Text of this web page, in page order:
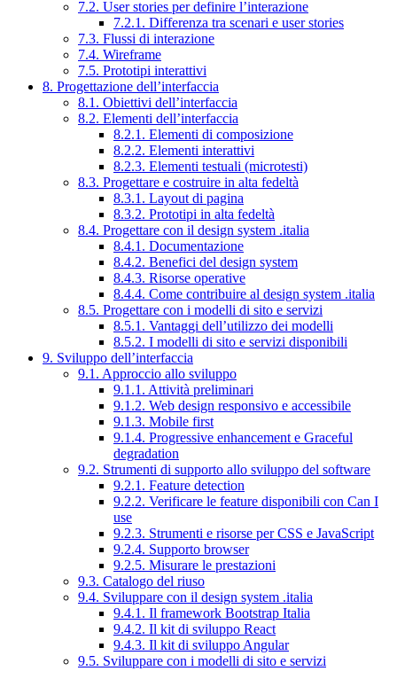
7.2. User stories per definire l’interazione
7.2.1. Differenza tra scenari e user stories
7.3. Flussi di interazione
7.4. Wireframe
7.5. Prototipi interattivi
8. Progettazione dell’interfaccia
8.1. Obiettivi dell’interfaccia
8.2. Elementi dell’interfaccia
8.2.1. Elementi di composizione
8.2.2. Elementi interattivi
8.2.3. Elementi testuali (microtesti)
8.3. Progettare e costruire in alta fedeltà
8.3.1. Layout di pagina
8.3.2. Prototipi in alta fedeltà
8.4. Progettare con il design system .italia
8.4.1. Documentazione
8.4.2. Benefici del design system
8.4.3. Risorse operative
8.4.4. Come contribuire al design system .italia
8.5. Progettare con i modelli di sito e servizi
8.5.1. Vantaggi dell’utilizzo dei modelli
8.5.2. I modelli di sito e servizi disponibili
9. Sviluppo dell’interfaccia
9.1. Approccio allo sviluppo
9.1.1. Attività preliminari
9.1.2. Web design responsivo e accessibile
9.1.3. Mobile first
9.1.4. Progressive enhancement e Graceful
degradation
9.2. Strumenti di supporto allo sviluppo del software
9.2.1. Feature detection
9.2.2. Verificare le feature disponibili con Can I
use
9.2.3. Strumenti e risorse per CSS e JavaScript
9.2.4. Supporto browser
9.2.5. Misurare le prestazioni
9.3. Catalogo del riuso
9.4. Sviluppare con il design system .italia
9.4.1. Il framework Bootstrap Italia
9.4.2. Il kit di sviluppo React
9.4.3. Il kit di sviluppo Angular
9.5. Sviluppare con i modelli di sito e servizi